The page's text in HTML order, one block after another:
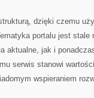
dzięki czemu
portalu jest stale
aktualne, jak i
serwis stanowi
wspieraniem